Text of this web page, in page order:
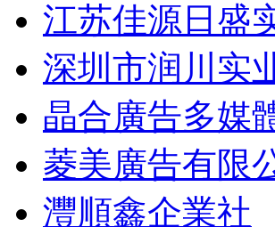
江苏佳源日盛
深圳市润川实
晶合廣告多媒
菱美廣告有限
灃順鑫企業社